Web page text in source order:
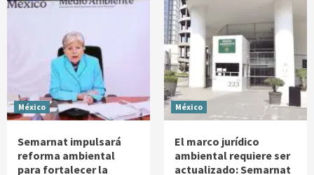
México
Semarnat impulsará
reforma ambiental
para fortalecer la
México
El marco jurídico
ambiental requiere ser
actualizado: Semarnat